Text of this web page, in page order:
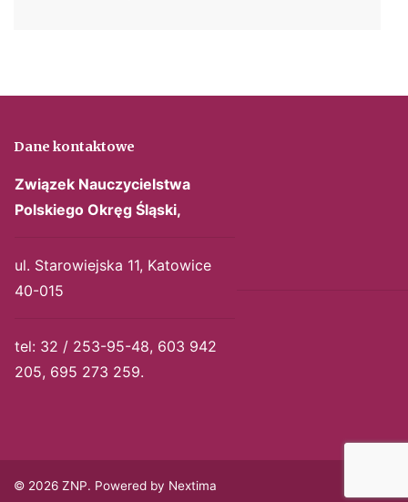
Dane kontaktowe
Związek Nauczycielstwa
Polskiego Okręg Śląski,
ul. Starowiejska 11, Katowice
40-015
tel: 32 / 253-95-48, 603 942
205, 695 273 259.
© 2026 ZNP. Powered by Nextima